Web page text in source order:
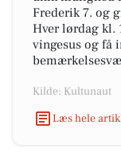
Frederik 7. og
Hver lørdag kl.
vingesus og få
Kilde: Kultunaut
Læs hele